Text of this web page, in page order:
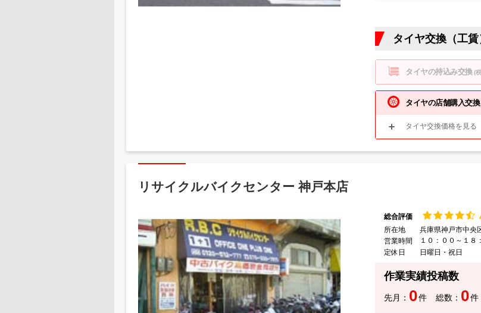
タイヤ交換（工賃
タイヤの持込み交換(
タイヤの店舗購入交換
タイヤ交換価格を見る
リサイクルバイクセンター 神戸本店
総合評価
所在地
兵庫県神戸市中央
営業時間
１０：００～１８
定休日
日曜日・祝日
作業実績投稿数
先月： 0件 総数： 0件